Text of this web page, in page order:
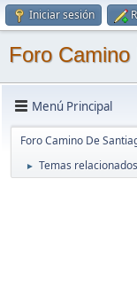
Iniciar sesión
Foro
Menú Principal
Foro Camino De
► Temas